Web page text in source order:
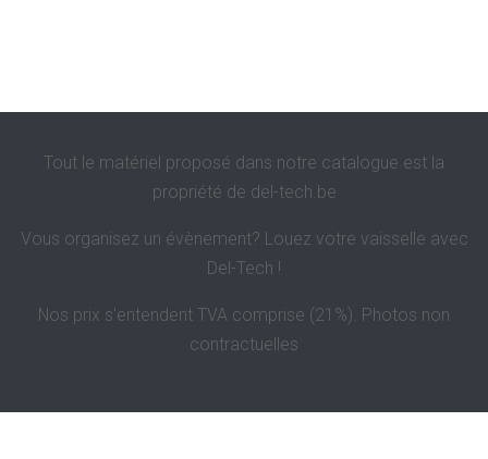
Tout le matériel proposé dans notre catalogue est la
propriété de del-tech.be
Vous organisez un évènement? Louez votre vaisselle avec
Del-Tech !
Nos prix s'entendent TVA comprise (21%). Photos non
contractuelles